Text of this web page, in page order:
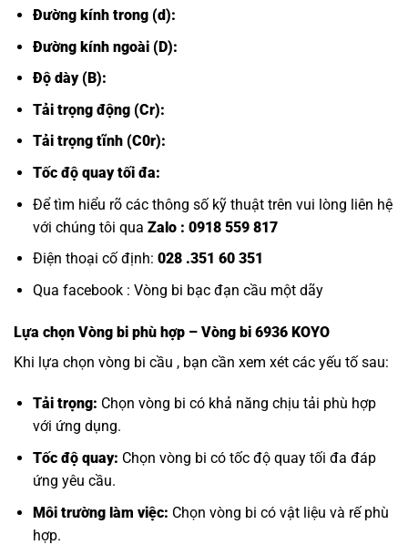
Đường kính trong (d):
Đường kính ngoài (D):
Độ dày (B):
Tải trọng động (Cr):
Tải trọng tĩnh (C0r):
Tốc độ quay tối đa:
Để tìm hiểu rõ các thông số kỹ thuật trên vui lòng liên hệ
với chúng tôi qua Zalo : 0918 559 817
Điện thoại cố định: 028 .351 60 351
Qua facebook : Vòng bi bạc đạn cầu một dãy
Lựa chọn Vòng bi phù hợp – Vòng bi 6936 KOYO
Khi lựa chọn vòng bi cầu , bạn cần xem xét các yếu tố sau:
Tải trọng: Chọn vòng bi có khả năng chịu tải phù hợp
với ứng dụng.
Tốc độ quay: Chọn vòng bi có tốc độ quay tối đa đáp
ứng yêu cầu.
Môi trường làm việc: Chọn vòng bi có vật liệu và rế phù
hợp.